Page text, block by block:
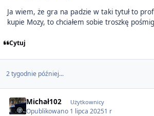
Ja wiem, że gra na padzie w taki tytuł to
kupie Mozy, to chciałem sobie troszkę
Cytuj
2 tygodnie później...
Michał102 Użytkownicy
Opublikowano 1 lipca 20251 r